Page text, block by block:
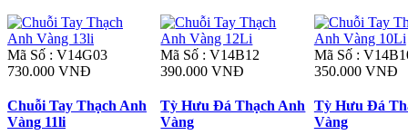
Mã Số : V14G03
730.000 VNĐ
Mã Số : V14B12
390.000 VNĐ
Mã Số :
350.000 VNĐ
Chuỗi Tay Thạch Anh
Vàng 11li
Tỳ Hưu Đá Thạch Anh
Vàng
Tỳ Hưu Đá
Vàng